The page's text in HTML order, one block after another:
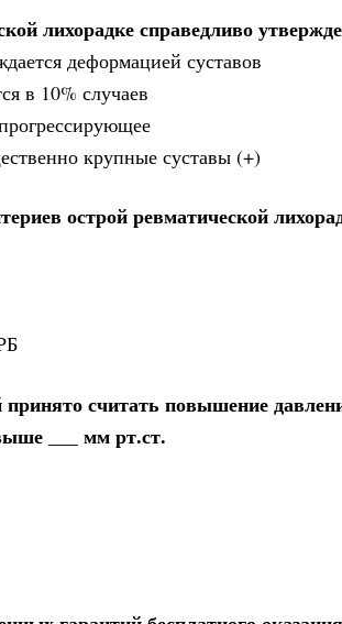
лихорадке справедливо
деформацией суставов
в 10% случаев
крупные суставы (+)
острой ревматической
принято считать повышение
___ мм рт.ст.